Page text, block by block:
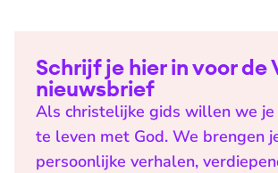
Schrijf je hier in voor de
nieuwsbrief
Als christelijke gids willen we je
te leven met God. We brengen
persoonlijke verhalen,